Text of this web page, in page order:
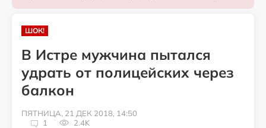
ШОК!
В Истре мужчина пытался
удрать от полицейских через
балкон
ПЯТНИЦА, 21 ДЕК 2018, 14:50
1
2.4K